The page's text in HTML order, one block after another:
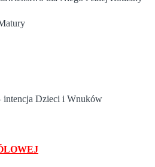
intencja Dzieci i Wnuków